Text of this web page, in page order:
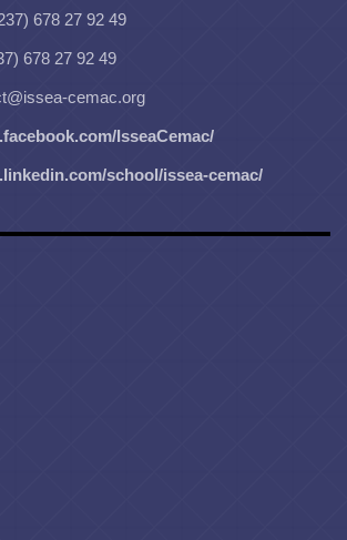
678 27 92 49
678 27 92 49
cemac.org
IsseaCemac/
school/issea-cemac/